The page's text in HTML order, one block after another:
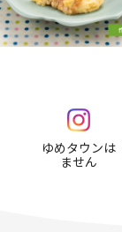
ゆめタウンは
ません